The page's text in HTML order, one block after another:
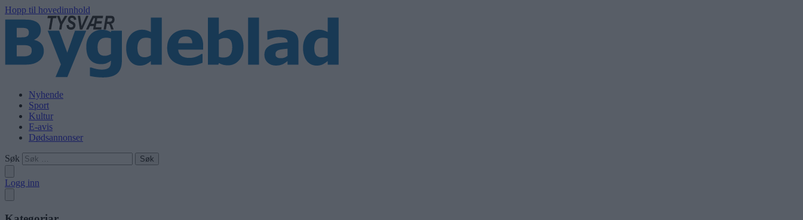
Hopp til hovedinnhold
Nyhende
Sport
Kultur
E-avis
Dødsannonser
Søk
Logg inn